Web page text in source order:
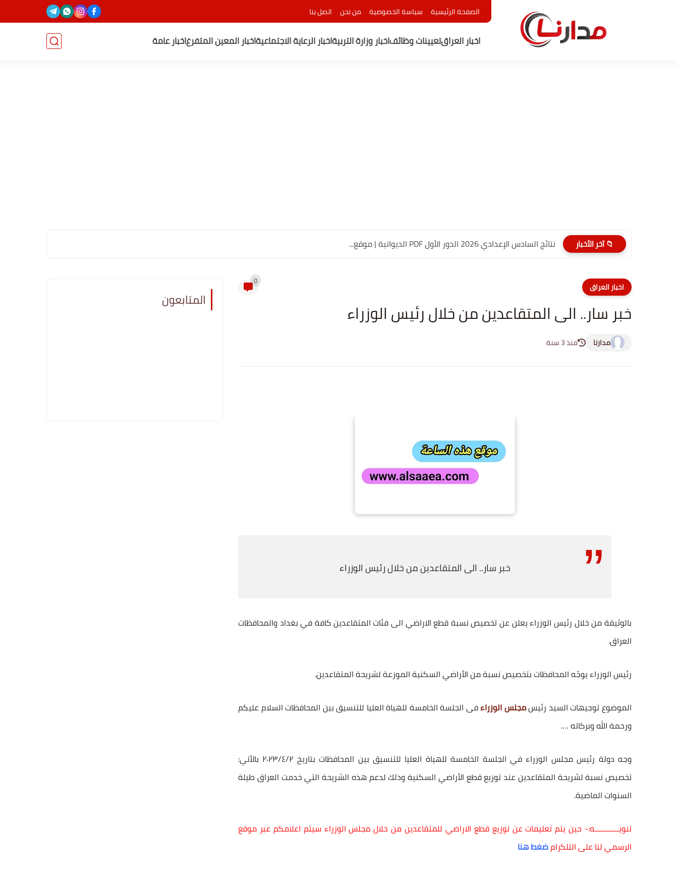
الصفحة الرئيسية سياسة الخصوصية من نحن اتصل بنا
اخبار العراقتعيينات وظائفاخبار وزارة التربيةاخبار الرعاية الاجتماعيةاخبار المعين المتفرغاخبار عامة
📁 آخر الأخبار نتائج السادس الإعدادي 2026 الدور الأول PDF الديوانية | موقع...
اخبار العراق 0
خبر سار.. الى المتقاعدين من خلال رئيس الوزراء
مدارنا منذ 3 سنة
خبر سار.. الى المتقاعدين من خلال رئيس الوزراء
بالوثيقة من خلال رئيس الوزراء يعلن عن تخصيص نسبةقطع الاراضي الى فئاتالمتقاعدينكافة في بغداد والمحافظات
العراق.
رئيس الوزراء يوجّه المحافظات بتخصيص نسبة من الأراضي السكنية الموزعة لشريحة المتقاعدين.
الموضوع توجيهات السيد رئيسمجلس الوزراءفى الجلسة الخامسة للهياة العليا للتنسيق بين المحافظات السلام عليكم
ورحمة الله وبركاته ….
وجه دولة رئيس مجلس الوزراء
في الجلسة الخامسة للهياة العليا للتنسيق بين المحافظات بتاريخ ٢٠٢٣/٤/٢ بالأتي:
تخصيص نسبة لشريحة المتقاعدينعند توزيعقطع الأراضي السكنيةوذلك لدعم هذه الشريحة التي خدمت العراق طيلة
السنوات الماضية.
تنويــــــــــــه:- حين يتم تعليمات عن توزيع قطع الاراضي للمتقاعدين من خلال مجلس الوزراء سيتم اعلامكم عبر موقع
الرسمي لنا على التلكرامضغط هنا
المتابعون